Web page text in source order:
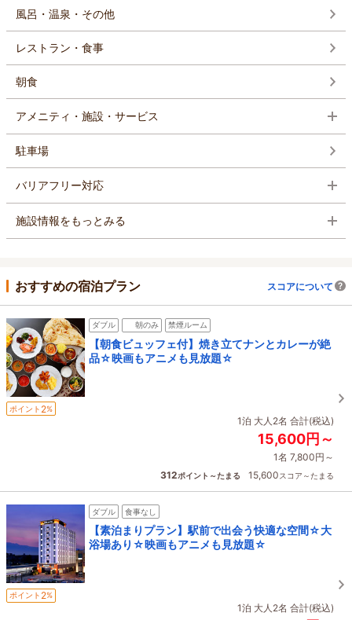
風呂・温泉・その他
レストラン・食事
朝食
アメニティ・施設・サービス
駐車場
バリアフリー対応
施設情報をもっとみる
おすすめの宿泊プラン スコアについて
ダブル 朝のみ 禁煙ルーム
【朝食ビュッフェ付】焼き立てナンとカレーが絶
品☆映画もアニメも見放題☆
ポイント 2%
1泊 大人2名 合計(税込)
15,600円～
1名 7,800円～
312ポイント～たまる 15,600スコア～たまる
ダブル 食事なし
【素泊まりプラン】駅前で出会う快適な空間☆大
浴場あり☆映画もアニメも見放題☆
ポイント 2%
1泊 大人2名 合計(税込)